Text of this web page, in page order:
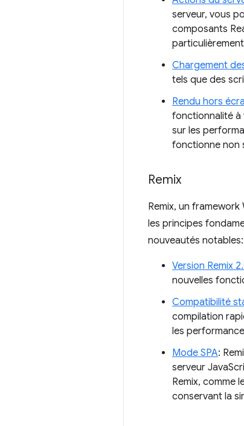
serveur, vous
composants
Chargement
tels que des
Rendu hors
fonctionnalité à
sur les
fonctionne non
Remix
Remix, un
les principes
nouveautés notables:
Version Remix
nouvelles
Compatibilité
compilation
les
Mode SPA:
serveur
Remix, comme
conservant la